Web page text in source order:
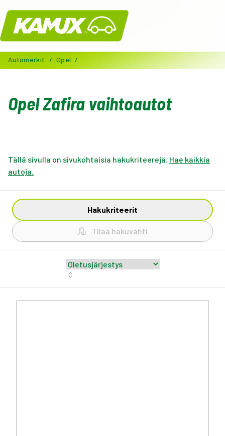
Kamux
Automerkit / Opel /
Opel Zafira vaihtoautot
Tällä sivulla on sivukohtaisia hakukriteerejä. Hae kaikkia
autoja.
Hakukriteerit
Tilaa hakuvahti